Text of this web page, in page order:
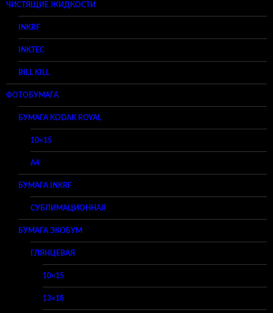
ЧИСТЯЩИЕ ЖИДКОСТИ
INKRF
INKTEC
BILL KILL
ФОТОБУМАГА
БУМАГА KODAK ROYAL
10×15
A4
БУМАГА INKRF
СУБЛИМАЦИОННАЯ
БУМАГА ЭКОБУМ
ГЛЯНЦЕВАЯ
10×15
13×18